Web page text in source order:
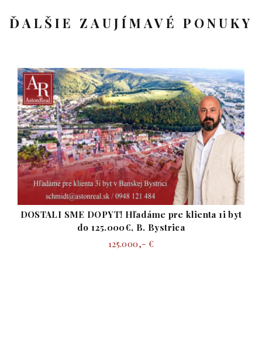
ĎALŠIE ZAUJÍMAVÉ PONUKY
DOSTALI SME DOPYT! Hľadáme pre klienta 1i byt
do 125.000€, B. Bystrica
125.000,- €